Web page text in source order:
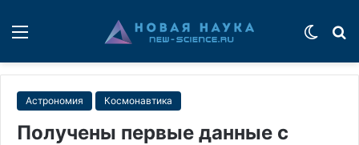
Астрономия Космонавтика
Получены первые данные с